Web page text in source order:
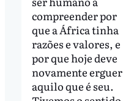
compreender por
que a África tinha
razões e valores, e
por que hoje deve
novamente erguer
aquilo que é seu.